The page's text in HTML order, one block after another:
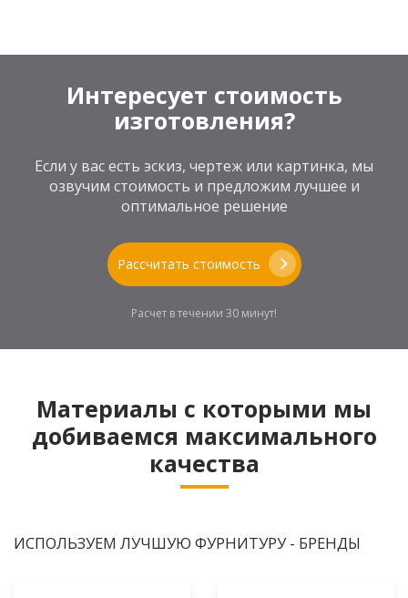
Интересует стоимость
изготовления?
Если у вас есть эскиз, чертеж или картинка, мы
озвучим стоимость и предложим лучшее и
оптимальное решение
Рассчитать стоимость
Расчет в течении 30 минут!
Материалы с которыми мы
добиваемся максимального
качества
ИСПОЛЬЗУЕМ ЛУЧШУЮ ФУРНИТУРУ - БРЕНДЫ